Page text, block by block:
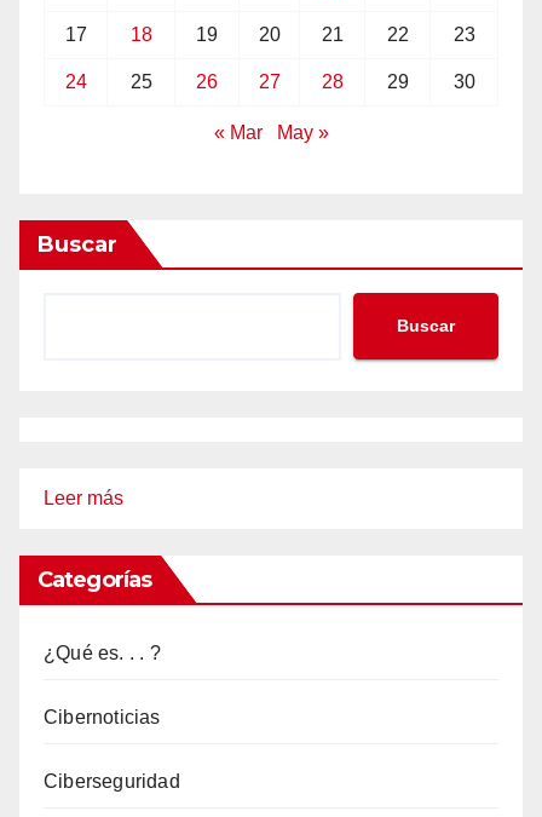
17 18 19 20 21 22 23
24 25 26 27 28 29 30
« Mar May »
Buscar
Buscar
Leer más:
HACKEAN
WHATSAPP
UNOS
Categorías
¿Qué es. . . ?
Cibernoticias
Ciberseguridad